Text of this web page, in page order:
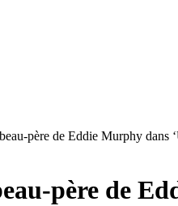
père de Eddie Murphy dans
père de